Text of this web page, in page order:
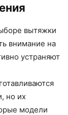
вытяжки
внимание на
устраняют
но их
модели